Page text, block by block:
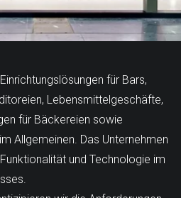
für Bars,
Lebensmittelgeschäfte,
für Bäckereien sowie
Allgemeinen. Das Unternehmen
und Technologie im